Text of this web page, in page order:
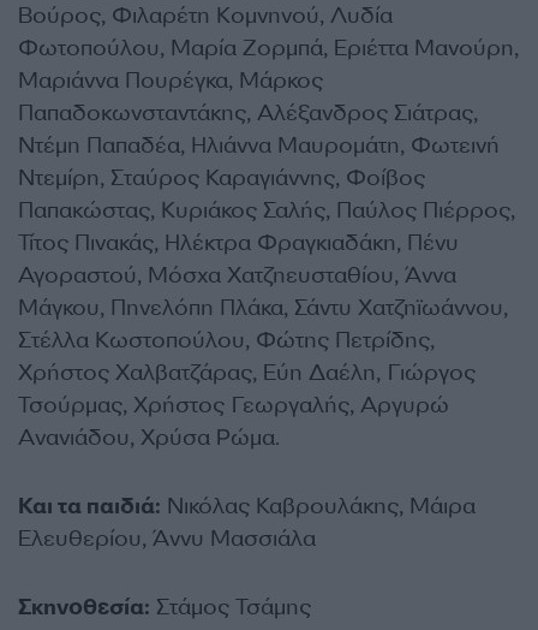
Βούρος, Φιλαρέτη Κομνηνού, Λυδία
Φωτοπούλου, Μαρία Ζορμπά, Εριέττα Μανούρη,
Μαριάννα Πουρέγκα, Μάρκος
Παπαδοκωνσταντάκης, Αλέξανδρος Σιάτρας,
Ντέμη Παπαδέα, Ηλιάννα Μαυρομάτη, Φωτεινή
Ντεμίρη, Σταύρος Καραγιάννης, Φοίβος
Παπακώστας, Κυριάκος Σαλής, Παύλος Πιέρρος,
Τίτος Πινακάς, Ηλέκτρα Φραγκιαδάκη, Πένυ
Αγοραστού, Μόσχα Χατζηευσταθίου, Άννα
Μάγκου, Πηνελόπη Πλάκα, Σάντυ Χατζηϊωάννου,
Στέλλα Κωστοπούλου, Φώτης Πετρίδης,
Χρήστος Χαλβατζάρας, Εύη Δαέλη, Γιώργος
Τσούρμας, Χρήστος Γεωργαλής, Αργυρώ
Ανανιάδου, Χρύσα Ρώμα.
Και τα παιδιά: Νικόλας Καβρουλάκης, Μάιρα
Ελευθερίου, Άννυ Μασσιάλα
Σκηνοθεσία: Στάμος Τσάμης